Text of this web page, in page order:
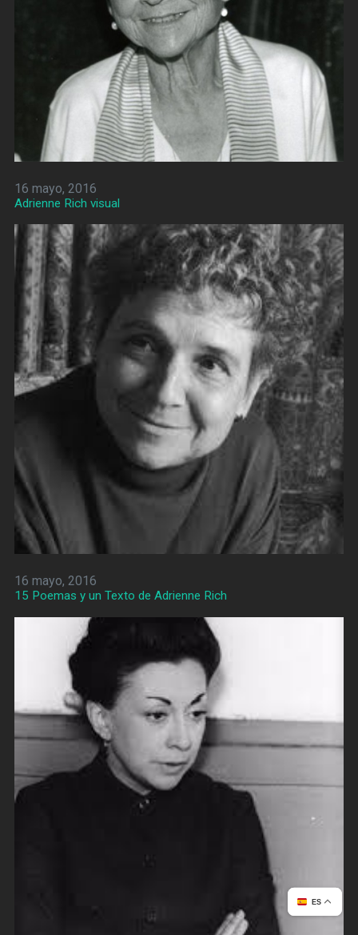
16 mayo, 2016
Adrienne Rich visual
16 mayo, 2016
15 Poemas y un Texto de Adrienne Rich
ES